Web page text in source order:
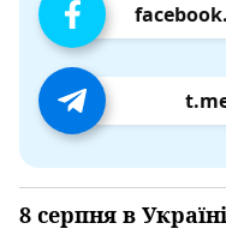
8 серпня в